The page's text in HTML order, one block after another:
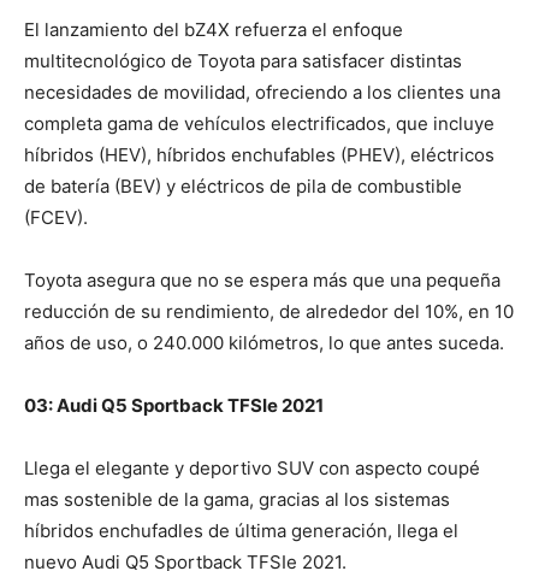
El lanzamiento del bZ4X refuerza el enfoque
multitecnológico de Toyota para satisfacer distintas
necesidades de movilidad, ofreciendo a los clientes una
completa gama de vehículos electrificados, que incluye
híbridos (HEV), híbridos enchufables (PHEV), eléctricos
de batería (BEV) y eléctricos de pila de combustible
(FCEV).
Toyota asegura que no se espera más que una pequeña
reducción de su rendimiento, de alrededor del 10%, en 10
años de uso, o 240.000 kilómetros, lo que antes suceda.
03: Audi Q5 Sportback TFSIe 2021
Llega el elegante y deportivo SUV con aspecto coupé
mas sostenible de la gama, gracias al los sistemas
híbridos enchufadles de última generación, llega el
nuevo Audi Q5 Sportback TFSIe 2021.